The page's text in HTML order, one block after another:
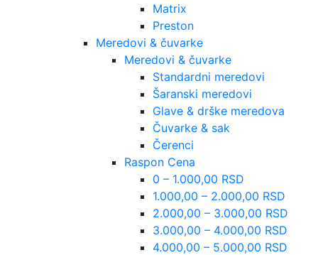
Matrix
Preston
Meredovi & čuvarke
Meredovi & čuvarke
Standardni meredovi
Šaranski meredovi
Glave & drške meredova
Čuvarke & sak
Čerenci
Raspon Cena
0 – 1.000,00 RSD
1.000,00 – 2.000,00 RSD
2.000,00 – 3.000,00 RSD
3.000,00 – 4.000,00 RSD
4.000,00 – 5.000,00 RSD